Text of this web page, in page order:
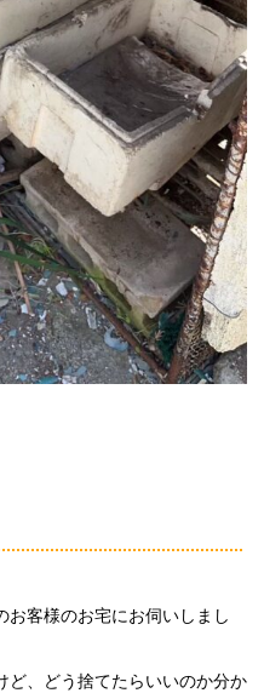
お客様のお宅にお伺いしまし
ど、どう捨てたらいいのか分か